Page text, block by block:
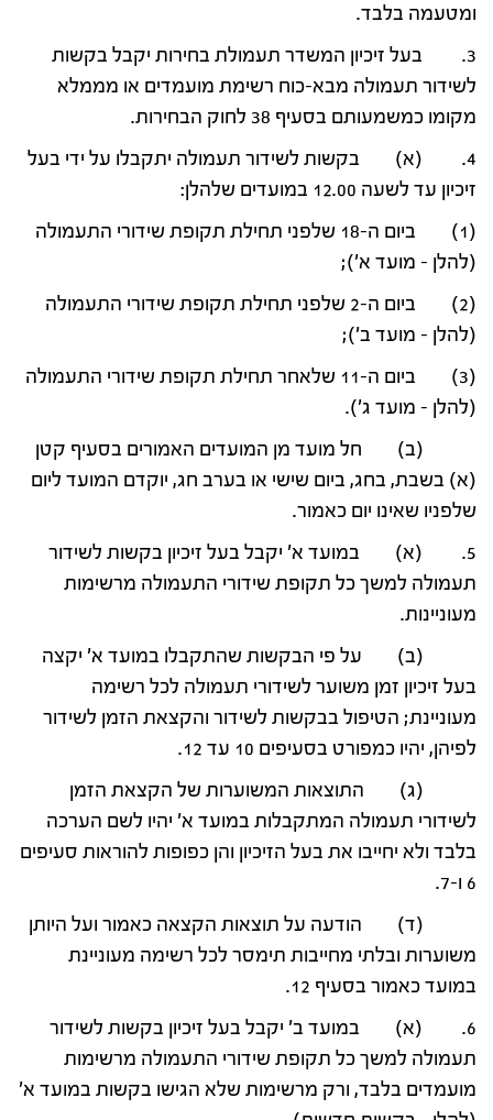
ומטעמה בלבד.
3. בעל זיכיון המשדר תעמולת בחירות יקבל בקשות
לשידור תעמולה מבא-כוח רשימת מועמדים או מממלא
מקומו כמשמעותם בסעיף 38 לחוק הבחירות.
4. (א) בקשות לשידור תעמולה יתקבלו על ידי בעל
זיכיון עד לשעה 12.00 במועדים שלהלן:
(1) ביום ה-18 שלפני תחילת תקופת שידורי התעמולה
(להלן – מועד א');
(2) ביום ה-2 שלפני תחילת תקופת שידורי התעמולה
(להלן – מועד ב');
(3) ביום ה-11 שלאחר תחילת תקופת שידורי התעמולה
(להלן – מועד ג').
(ב) חל מועד מן המועדים האמורים בסעיף קטן
(א) בשבת, בחג, ביום שישי או בערב חג, יוקדם המועד ליום
שלפניו שאינו יום כאמור.
5. (א) במועד א' יקבל בעל זיכיון בקשות לשידור
תעמולה למשך כל תקופת שידורי התעמולה מרשימות
מעוניינות.
(ב) על פי הבקשות שהתקבלו במועד א' יקצה
בעל זיכיון זמן משוער לשידורי תעמולה לכל רשימה
מעוניינת; הטיפול בבקשות לשידור והקצאת הזמן לשידור
לפיהן, יהיו כמפורט בסעיפים 10 עד 12.
(ג) התוצאות המשוערות של הקצאת הזמן
לשידורי תעמולה המתקבלות במועד א' יהיו לשם הערכה
בלבד ולא יחייבו את בעל הזיכיון והן כפופות להוראות סעיפים
6 ו-7.
(ד) הודעה על תוצאות הקצאה כאמור ועל היותן
משוערות ובלתי מחייבות תימסר לכל רשימה מעוניינת
במועד כאמור בסעיף 12.
6. (א) במועד ב' יקבל בעל זיכיון בקשות לשידור
תעמולה למשך כל תקופת שידורי התעמולה מרשימות
מועמדים בלבד, ורק מרשימות שלא הגישו בקשות במועד א'